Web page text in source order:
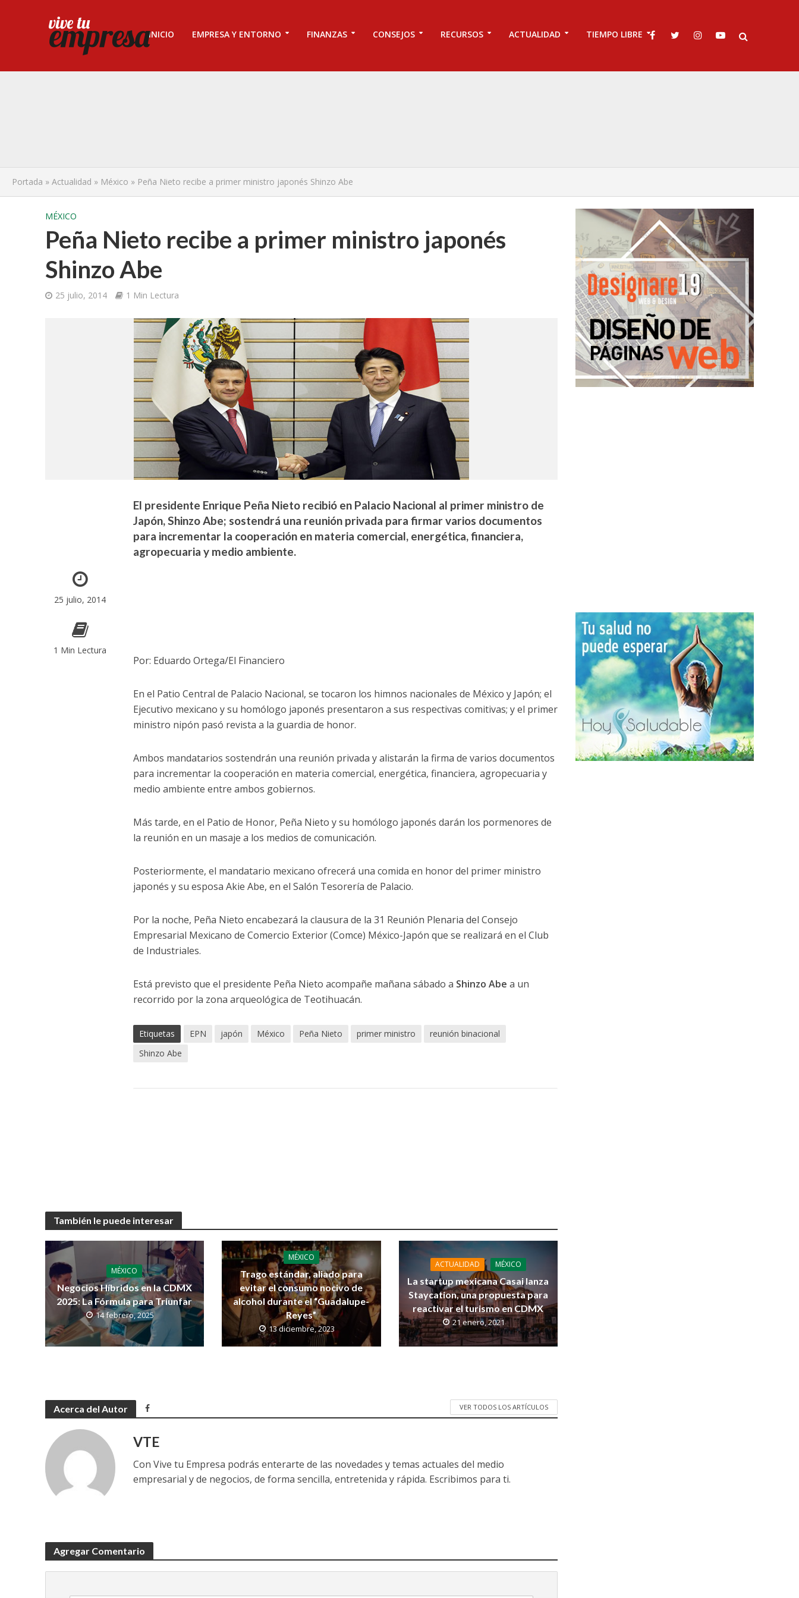
INICIO EMPRESA Y ENTORNO FINANZAS CONSEJOS RECURSOS ACTUALIDAD TIEMPO LIBRE
Portada » Actualidad » México » Peña Nieto recibe a primer ministro japonés Shinzo Abe
MÉXICO
Peña Nieto recibe a primer ministro japonés
Shinzo Abe
25 julio, 2014 1 Min Lectura
25 julio, 2014
1 Min Lectura
El presidente Enrique Peña Nieto recibió en Palacio Nacional al primer ministro de
Japón, Shinzo Abe; sostendrá una reunión privada para firmar varios documentos
para incrementar la cooperación en materia comercial, energética, financiera,
agropecuaria y medio ambiente.
Por: Eduardo Ortega/El Financiero
En el Patio Central de Palacio Nacional, se tocaron los himnos nacionales de México y Japón; el
Ejecutivo mexicano y su homólogo japonés presentaron a sus respectivas comitivas; y el primer
ministro nipón pasó revista a la guardia de honor.
Ambos mandatarios sostendrán una reunión privada y alistarán la firma de varios documentos
para incrementar la cooperación en materia comercial, energética, financiera, agropecuaria y
medio ambiente entre ambos gobiernos.
Más tarde, en el Patio de Honor, Peña Nieto y su homólogo japonés darán los pormenores de
la reunión en un masaje a los medios de comunicación.
Posteriormente, el mandatario mexicano ofrecerá una comida en honor del primer ministro
japonés y su esposa Akie Abe, en el Salón Tesorería de Palacio.
Por la noche, Peña Nieto encabezará la clausura de la 31 Reunión Plenaria del Consejo
Empresarial Mexicano de Comercio Exterior (Comce) México-Japón que se realizará en el Club
de Industriales.
Está previsto que el presidente Peña Nieto acompañe mañana sábado a Shinzo Abe a un
recorrido por la zona arqueológica de Teotihuacán.
Etiquetas EPN japón México Peña Nieto primer ministro
reunión binacional
Shinzo Abe
También le puede interesar
MÉXICO
Negocios Híbridos en la CDMX
2025: La Fórmula para Triunfar
14 febrero, 2025
MÉXICO
Trago estándar, aliado para
evitar el consumo nocivo de
alcohol durante el “Guadalupe-
Reyes”
13 diciembre, 2023
ACTUALIDAD MÉXICO
La startup mexicana Casai lanza
Staycation, una propuesta para
reactivar el turismo en CDMX
21 enero, 2021
Acerca del Autor VER TODOS LOS ARTÍCULOS
VTE
Con Vive tu Empresa podrás enterarte de las novedades y temas actuales del medio
empresarial y de negocios, de forma sencilla, entretenida y rápida. Escribimos para ti.
Agregar Comentario